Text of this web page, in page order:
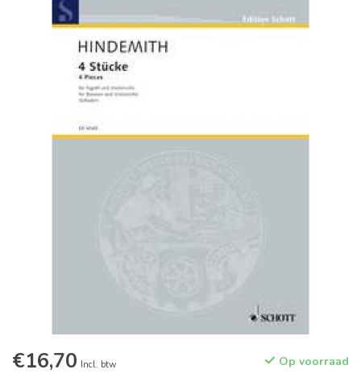
€16,70 Incl. btw Op voorraad